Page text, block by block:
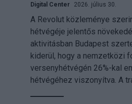
Digital Center 2026. július 30.
A Revolut közleménye
hétvégéje jelentős
aktivitásban Budapest
kiderül, hogy a nemzetközi
versenyhétvégén 26%-kal
hétvégéhez viszonyítva. A